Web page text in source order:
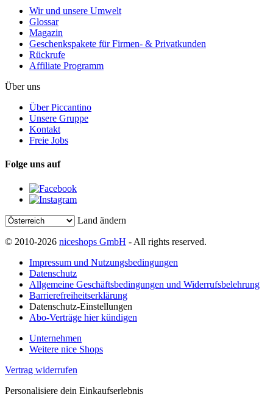
Wir und unsere Umwelt
Glossar
Magazin
Geschenkspakete für Firmen- & Privatkunden
Rückrufe
Affiliate Programm
Über uns
Über Piccantino
Unsere Gruppe
Kontakt
Freie Jobs
Folge uns auf
Land ändern
© 2010-2026 niceshops GmbH - All rights reserved.
Impressum und Nutzungsbedingungen
Datenschutz
Allgemeine Geschäftsbedingungen und Widerrufsbelehrung
Barrierefreiheitserklärung
Datenschutz-Einstellungen
Abo-Verträge hier kündigen
Unternehmen
Weitere nice Shops
Vertrag widerrufen
Personalisiere dein Einkaufserlebnis